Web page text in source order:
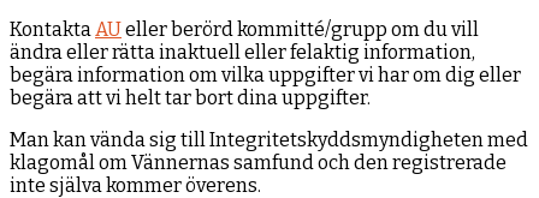
KontaktaAUeller berörd kommitté/grupp om du vill
ändra eller rätta inaktuell eller felaktig information,
begära information om vilka uppgifter vi har om dig eller
begära att vi helt tar bort dina uppgifter.
Man kan vända sig till Integritetskyddsmyndigheten med
klagomål om Vännernas samfund och den registrerade
inte själva kommer överens.